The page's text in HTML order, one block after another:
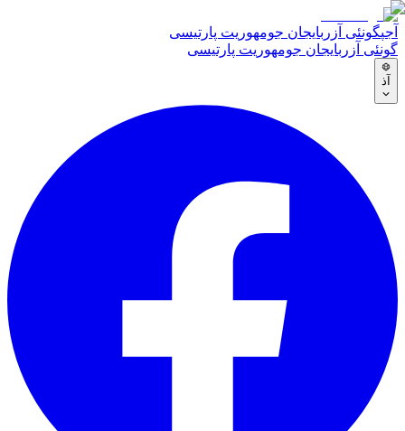
آجپگونئی آزربایجان جومهوریت پارتیسی
گونئی آزربایجان جومهوریت پارتیسی
آذ